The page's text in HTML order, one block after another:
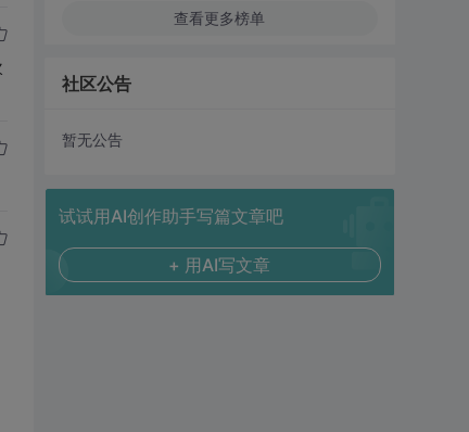
查看更多榜单
社区公告
暂无公告
试试用AI创作助手写篇文章吧
+ 用AI写文章